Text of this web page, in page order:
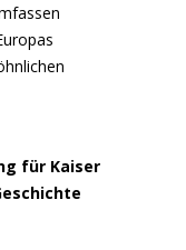
für Kaiser